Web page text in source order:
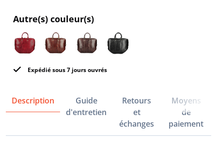
Autre(s) couleur(s)
Expédié sous 7 jours ouvrés
Description
Guide
d'entretien
Retours
et
échanges
Moyens
de
paiement